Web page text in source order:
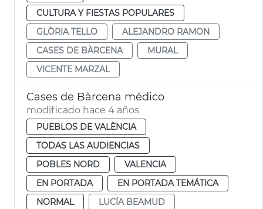
CULTURA Y FIESTAS POPULARES
GLÒRIA TELLO
ALEJANDRO RAMON
CASES DE BÀRCENA
MURAL
VICENTE MARZAL
Cases de Bàrcena médico
modificado hace 4 años
PUEBLOS DE VALÈNCIA
TODAS LAS AUDIENCIAS
POBLES NORD
VALENCIA
EN PORTADA
EN PORTADA TEMÁTICA
NORMAL
LUCÍA BEAMUD